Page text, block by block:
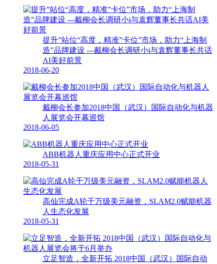
提升”站位“高度，精准”卡位”市场，助力“上海制
造”品牌建设 ---戴柳会长调研小i与袁辉董事长共话
AI美好前景
2018-06-20
戴柳会长参加2018中国（武汉）国际自动化与机器
人展览会开幕巡馆
2018-06-05
ABB机器人重庆应用中心正式开业
2018-05-31
高仙完成A轮千万级美元融资，SLAM2.0赋能机器
人生态化发展
2018-05-31
立足智造，全新开拓 2018中国（武汉）国际自动